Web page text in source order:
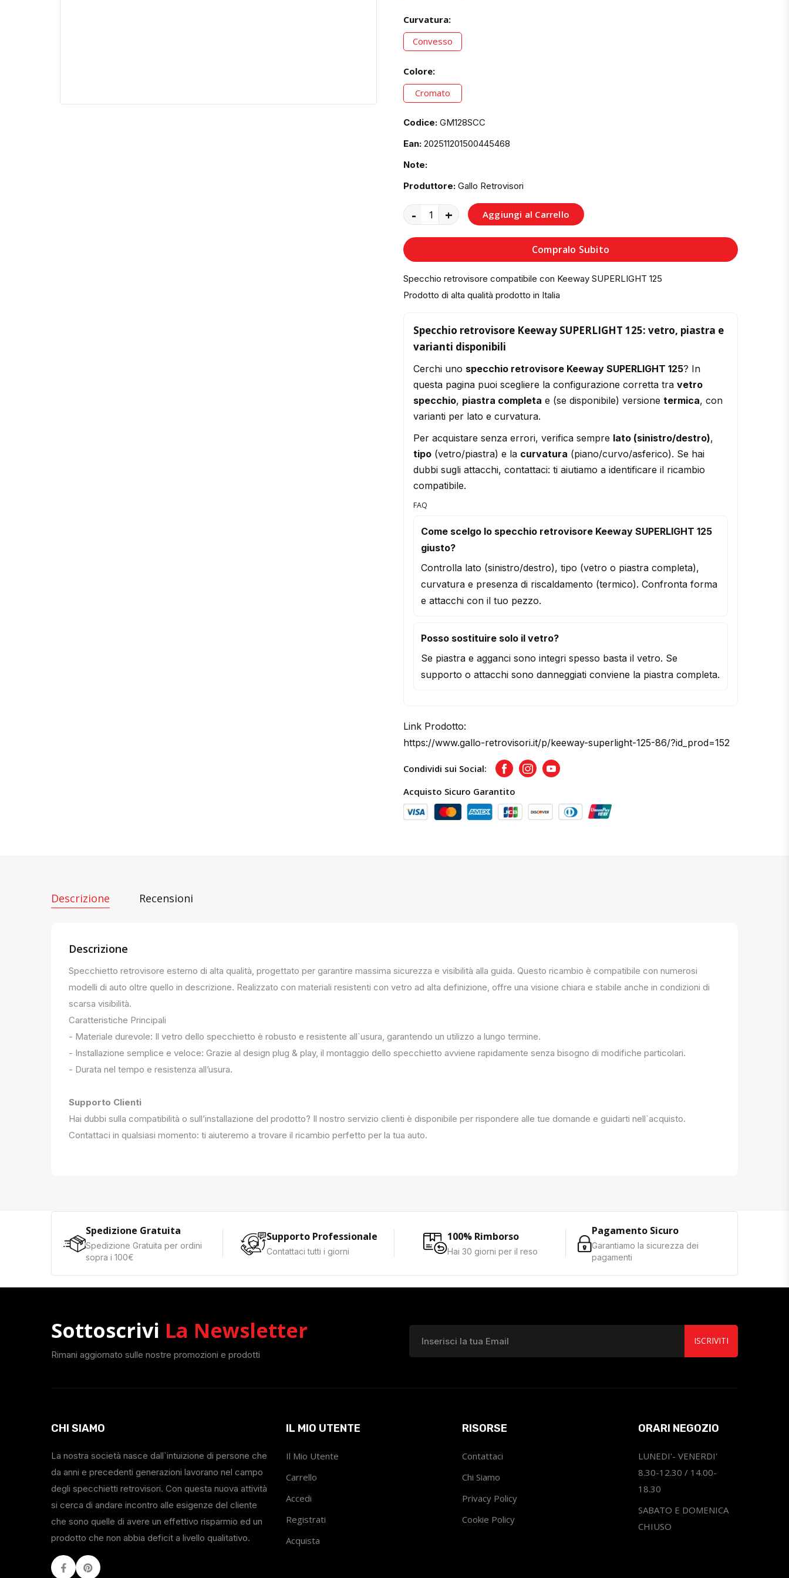
Curvatura:
Convesso
Colore:
Cromato
Codice: GM128SCC
Ean: 202511201500445468
Note:
Produttore: Gallo Retrovisori
- + Aggiungi al Carrello
Compralo Subito
Specchio retrovisore compatibile con Keeway SUPERLIGHT 125
Prodotto di alta qualità prodotto in Italia
Specchio retrovisore Keeway SUPERLIGHT 125: vetro, piastra e
varianti disponibili
Cerchi uno specchio retrovisore Keeway SUPERLIGHT 125? In
questa pagina puoi scegliere la configurazione corretta tra vetro
specchio, piastra completa e (se disponibile) versione termica, con
varianti per lato e curvatura.
Per acquistare senza errori, verifica sempre lato (sinistro/destro),
tipo (vetro/piastra) e la curvatura (piano/curvo/asferico). Se hai
dubbi sugli attacchi, contattaci: ti aiutiamo a identificare il ricambio
compatibile.
FAQ
Come scelgo lo specchio retrovisore Keeway SUPERLIGHT 125
giusto?
Controlla lato (sinistro/destro), tipo (vetro o piastra completa),
curvatura e presenza di riscaldamento (termico). Confronta forma
e attacchi con il tuo pezzo.
Posso sostituire solo il vetro?
Se piastra e agganci sono integri spesso basta il vetro. Se
supporto o attacchi sono danneggiati conviene la piastra completa.
Link Prodotto:
https://www.gallo-retrovisori.it/p/keeway-superlight-125-86/?id_prod=152
Condividi sui Social: FacebookInstagramYoutube
Acquisto Sicuro Garantito
Descrizione Recensioni
Descrizione
Specchietto retrovisore esterno di alta qualità, progettato per garantire massima sicurezza e visibilità alla guida. Questo ricambio è compatibile con numerosi
modelli di auto oltre quello in descrizione. Realizzato con materiali resistenti con vetro ad alta definizione, offre una visione chiara e stabile anche in condizioni di
scarsa visibilità.
Caratteristiche Principali
- Materiale durevole: Il vetro dello specchietto è robusto e resistente all`usura, garantendo un utilizzo a lungo termine.
- Installazione semplice e veloce: Grazie al design plug & play, il montaggio dello specchietto avviene rapidamente senza bisogno di modifiche particolari.
- Durata nel tempo e resistenza all’usura.
Supporto Clienti
Hai dubbi sulla compatibilità o sull’installazione del prodotto? Il nostro servizio clienti è disponibile per rispondere alle tue domande e guidarti nell`acquisto.
Contattaci in qualsiasi momento: ti aiuteremo a trovare il ricambio perfetto per la tua auto.
Spedizione Gratuita
Spedizione Gratuita per ordini
sopra i 100€
Supporto Professionale
Contattaci tutti i giorni
100% Rimborso
Hai 30 giorni per il reso
Pagamento Sicuro
Garantiamo la sicurezza dei
pagamenti
Sottoscrivi La Newsletter
Rimani aggiornato sulle nostre promozioni e prodotti
ISCRIVITI
CHI SIAMO
La nostra società nasce dall`intuizione di persone che
da anni e precedenti generazioni lavorano nel campo
degli specchietti retrovisori. Con questa nuova attività
si cerca di andare incontro alle esigenze del cliente
che sono quelle di avere un effettivo risparmio ed un
prodotto che non abbia deficit a livello qualitativo.
FacebookYoutube
IL MIO UTENTE
Il Mio Utente
Carrello
Accedi
Registrati
Acquista
RISORSE
Contattaci
Chi Siamo
Privacy Policy
Cookie Policy
ORARI NEGOZIO
LUNEDI'- VENERDI'
8.30-12.30 / 14.00-
18.30
SABATO E DOMENICA
CHIUSO